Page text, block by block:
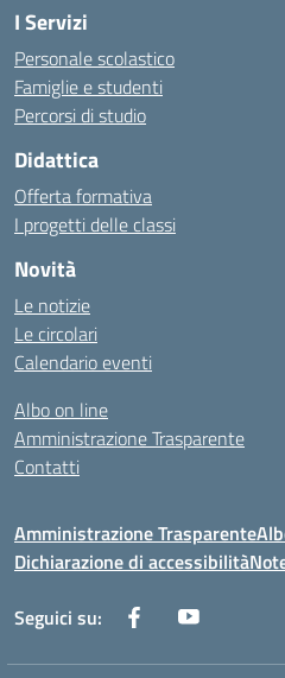
I Servizi
Personale scolastico
Famiglie e studenti
Percorsi di studio
Didattica
Offerta formativa
I progetti delle classi
Novità
Le notizie
Le circolari
Calendario eventi
Albo on line
Amministrazione Trasparente
Contatti
Amministrazione Trasparente
Dichiarazione di accessibilità
Seguici su: